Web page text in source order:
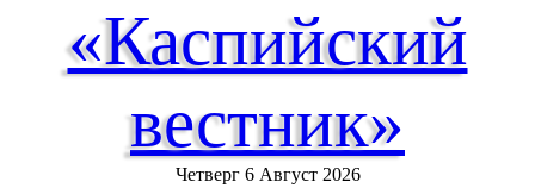
«Каспийский
вестник»
Четверг 6 Август 2026